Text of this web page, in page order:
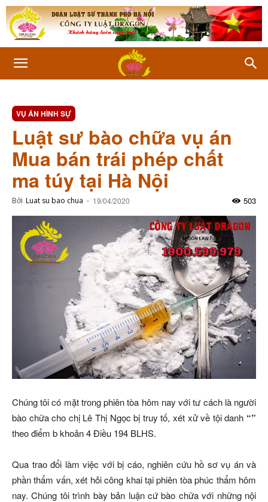
VỤ ÁN HÌNH SỰ
Luật sư bào chữa vụ án
Mua bán trái phép chất
ma túy tại Hà Nội
Bởi Luat su bao chua - 19/04/2020 503
Chúng tôi có mặt trong phiên tòa hôm nay với tư cách là người
bào chữa cho chị Lê Thị Ngọc bị truy tố, xét xử về tội danh “”
theo điểm b khoản 4 Điều 194 BLHS.
Qua trao đổi làm việc với bị cáo, nghiên cứu hồ sơ vụ án và
phần thẩm vấn, xét hỏi công khai tại phiên tòa phúc thẩm hôm
nay. Chúng tôi trình bày bản luận cứ bào chữa với những nội